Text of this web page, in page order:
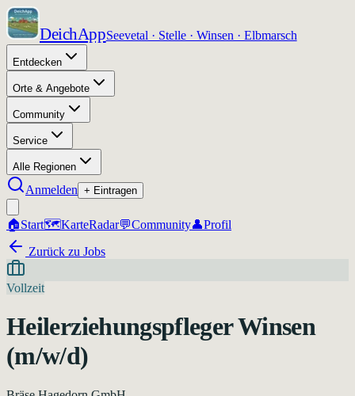
DeichAppSeevetal · Stelle · Winsen · Elbmarsch
Entdecken
Orte & Angebote
Community
Service
Alle Regionen
Anmelden + Eintragen
🏠Start🗺️KarteRadar💬Community👤Profil
Zurück zu Jobs
Vollzeit
Heilerziehungspfleger Winsen
(m/w/d)